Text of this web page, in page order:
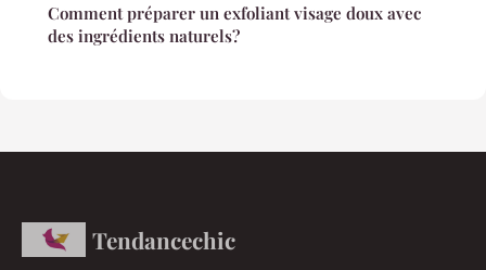
Comment préparer un exfoliant visage doux avec
des ingrédients naturels?
Tendancechic